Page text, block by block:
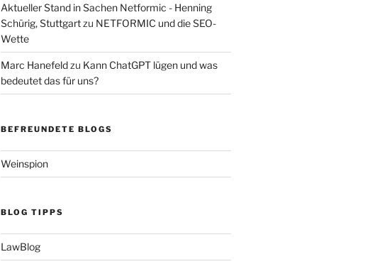
Aktueller Stand in Sachen Netformic - Henning
Schürig, Stuttgartzu NETFORMIC und die SEO-
Wette
Marc Hanefeldzu Kann ChatGPT lügen und was
bedeutet das für uns?
BEFREUNDETE BLOGS
Weinspion
BLOG TIPPS
LawBlog